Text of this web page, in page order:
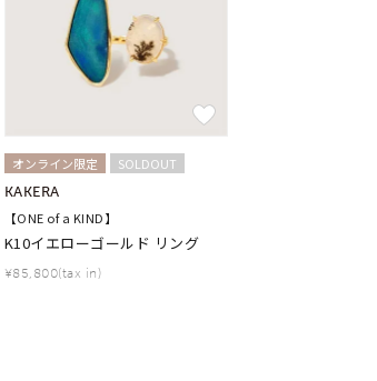
ユニセックス
オンライン限定 SOLDOUT
KAKERA
【ONE of a KIND】
K10イエローゴールド リング
¥85,800(tax in)